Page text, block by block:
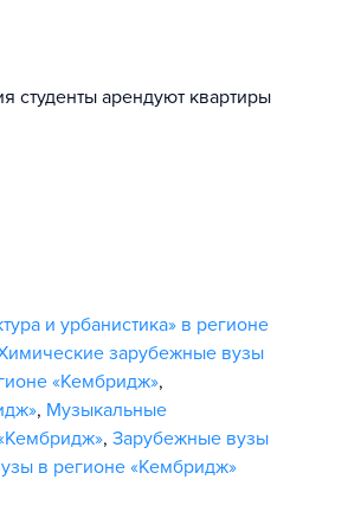
студенты арендуют квартиры
и урбанистика» в регионе
зарубежные вузы
«Кембридж»,
, Музыкальные
, Зарубежные вузы
в регионе «Кембридж»